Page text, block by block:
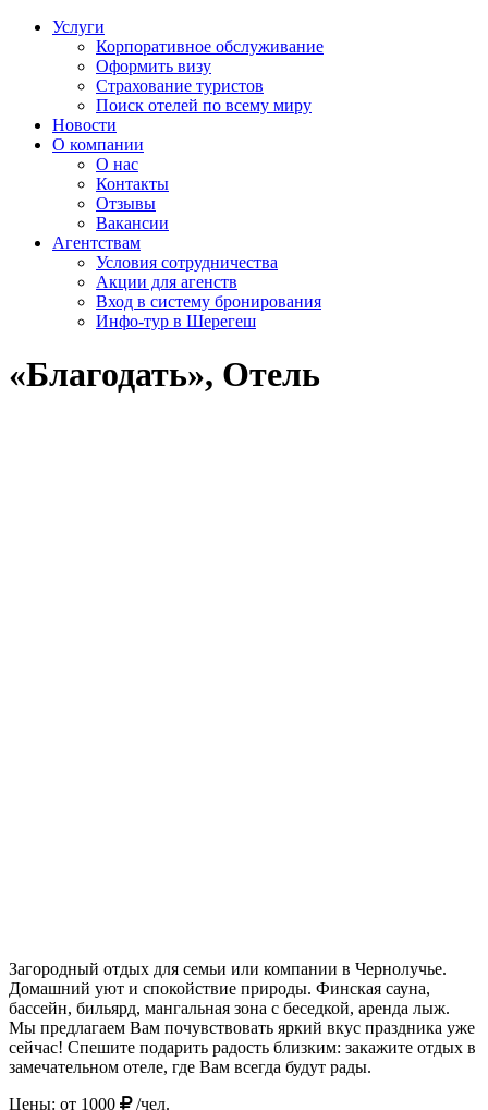
Услуги
Корпоративное обслуживание
Оформить визу
Страхование туристов
Поиск отелей по всему миру
Новости
О компании
О нас
Контакты
Отзывы
Вакансии
Агентствам
Условия сотрудничества
Акции для агенств
Вход в систему бронирования
Инфо-тур в Шерегеш
«Благодать», Отель
Загородный отдых для семьи или компании в Чернолучье.
Домашний уют и спокойствие природы. Финская сауна,
бассейн, бильярд, мангальная зона с беседкой, аренда лыж.
Мы предлагаем Вам почувствовать яркий вкус праздника уже
сейчас! Спешите подарить радость близким: закажите отдых в
замечательном отеле, где Вам всегда будут рады.
Цены: от 1000 /чел.